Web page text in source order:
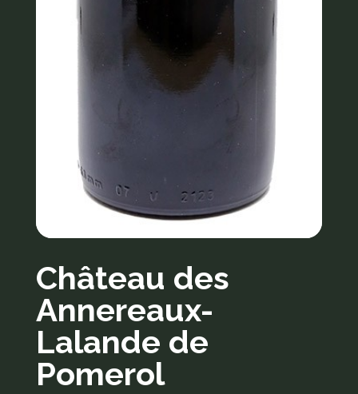
Château des
Annereaux-
Lalande de
Pomerol